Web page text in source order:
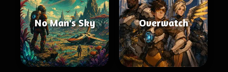
No Man's Sky Overwatch